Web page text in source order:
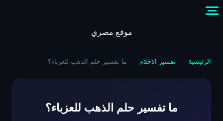
موقع مصري
الرئيسية - تفسير الاحلام - ما تفسير حلم الذهب للعزباء؟
ما تفسير حلم الذهب للعزباء؟